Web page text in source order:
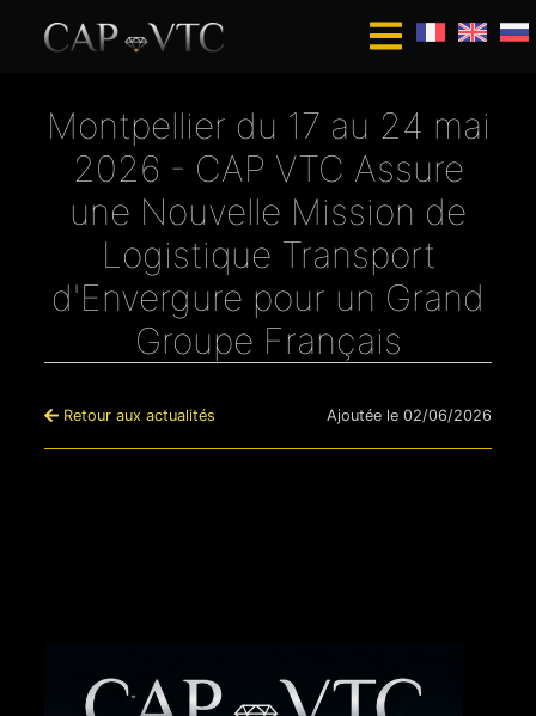
Montpellier du 17 au 24 mai
2026 - CAP VTC Assure
une Nouvelle Mission de
Logistique Transport
d'Envergure pour un Grand
Groupe Français
Retour aux actualités Ajoutée le 02/06/2026